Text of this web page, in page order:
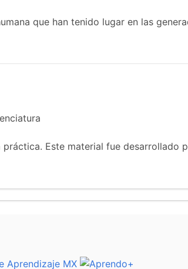
que han tenido lugar en las
Este material fue desarrollado